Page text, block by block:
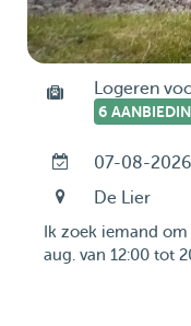
Logeren
6
07-08-
De Lier
Ik zoek iemand
aug. van 12:00 tot